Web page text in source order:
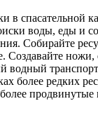
в спасательной
воды, еды и
Собирайте
Создавайте ножи,
водный
более редких